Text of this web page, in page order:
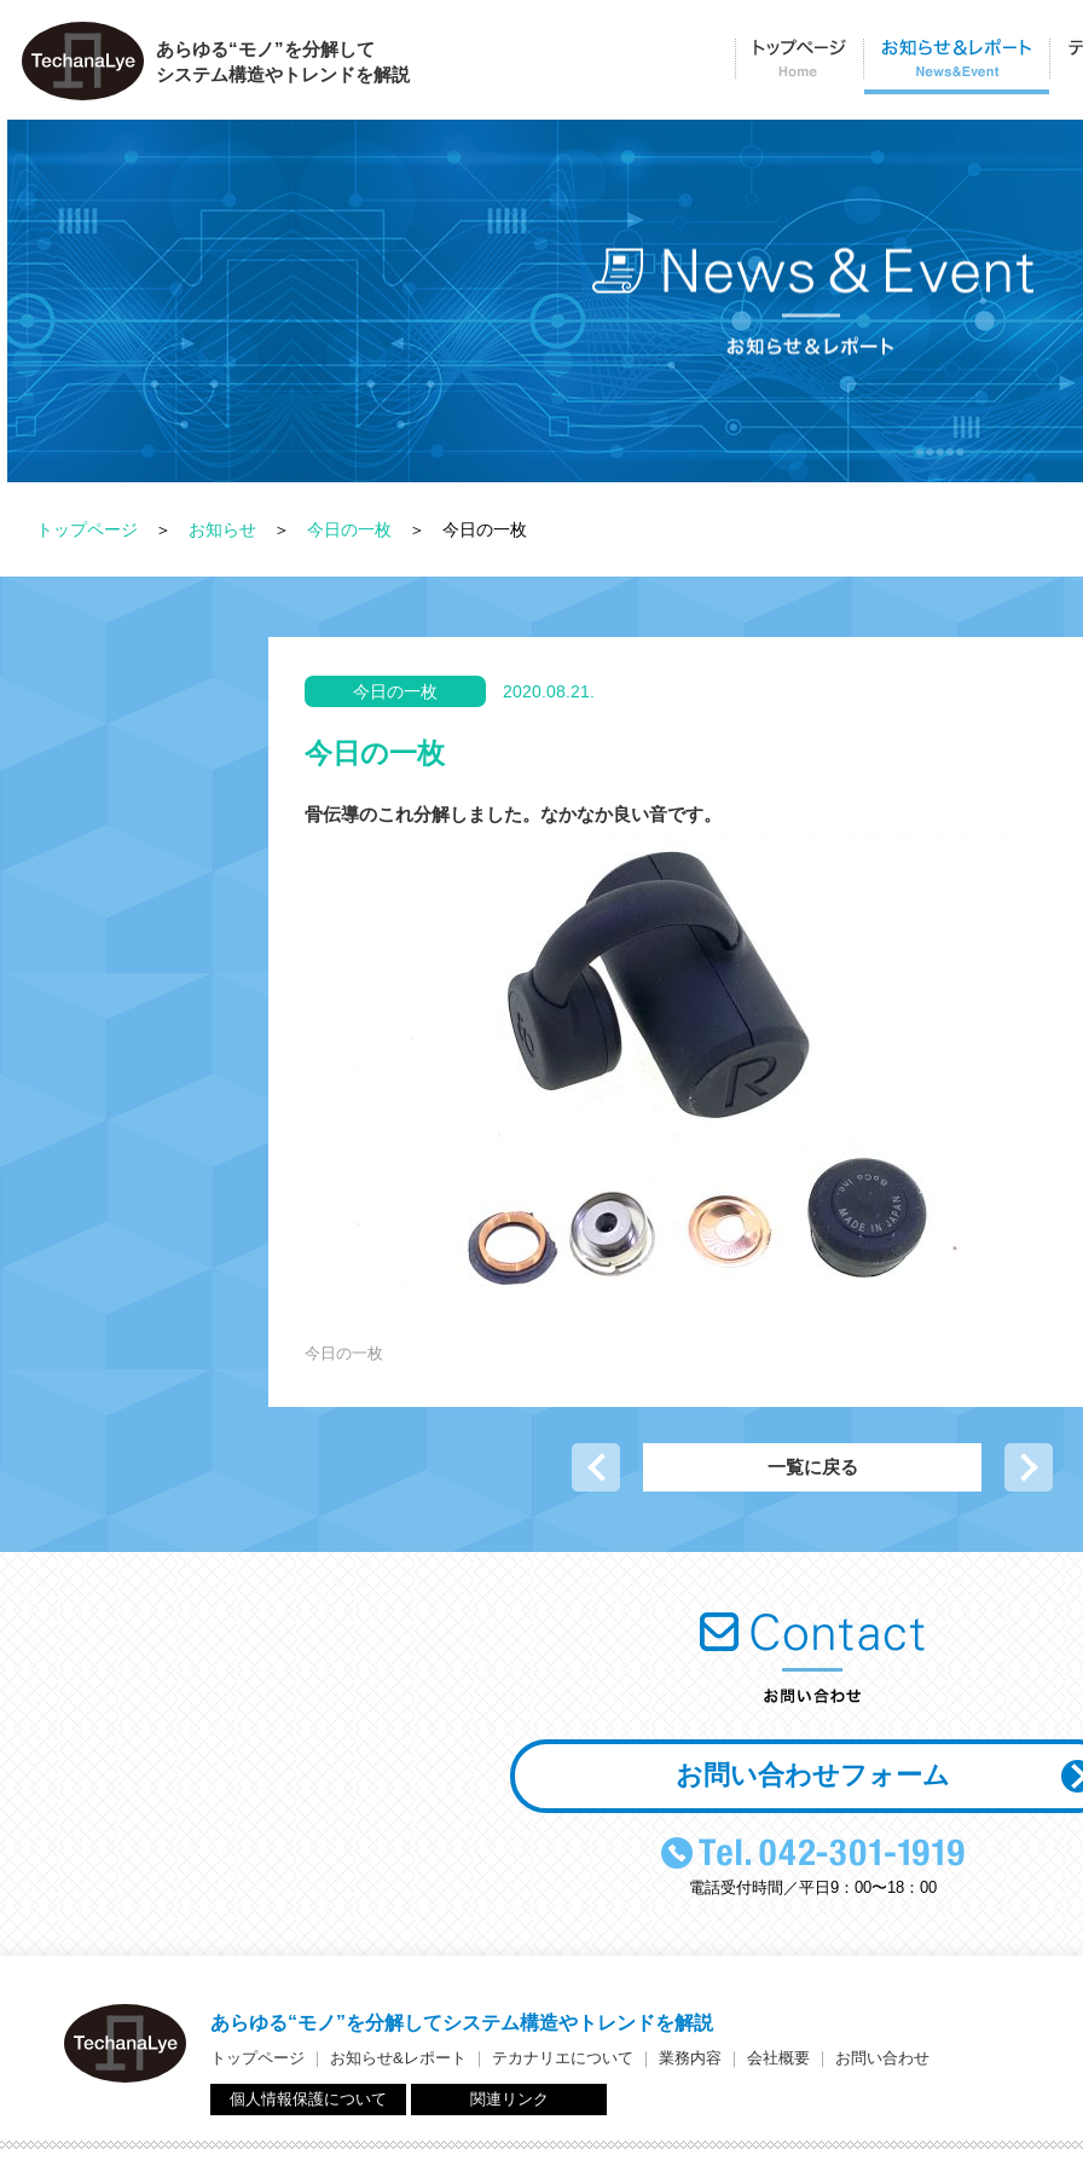
あらゆる“モノ”を分解して
システム構造やトレンドを解説
トップページ お
トップページ お知らせ 今日の一枚 今日の一枚
今日の一枚
今日の一枚 2020.08.21.
骨伝導のこれ分解しました。なかなか良い音です。
今日の一枚
一覧に戻る
お問い合わせフォーム
電話受付時間／平日9：00〜18：00
あらゆる“モノ”を分解してシステム構造やトレンドを解説
トップページ お知らせ&レポート テカナリエについて 業務内容 会社概要 お問い合わせ
個人情報保護について 関連リンク